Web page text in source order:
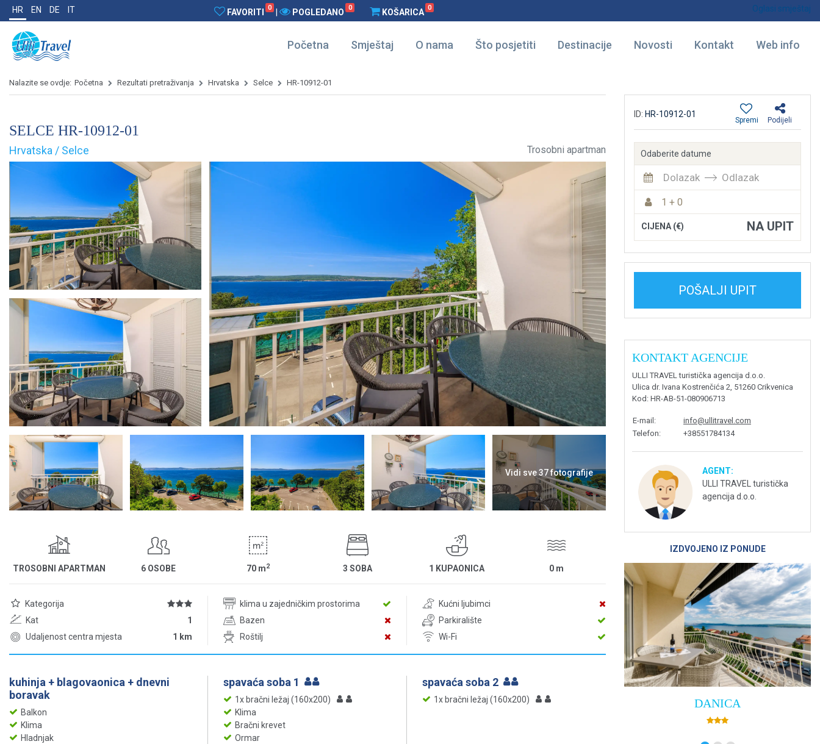
HR EN DE IT FAVORITI 0 POGLEDANO 0 KOŠARICA 0 Oglasi smještaj
Početna Smještaj O nama Što posjetiti Destinacije Novosti Kontakt Web info
Nalazite se ovdje: Početna Rezultati pretraživanja Hrvatska Selce HR-10912-01
SELCE HR-10912-01
Hrvatska / Selce Trosobni apartman
Vidi sve 37 fotografije
TROSOBNI APARTMAN 6 OSOBE 70 m2 3 SOBA 1 KUPAONICA 0 m
Kategorija klima u zajedničkim prostorima
Kućni ljubimci
Kat
1 Bazen
Parkiralište
Udaljenost centra mjesta
1 km Roštilj Wi-Fi
kuhinja + blagovaonica + dnevni
boravak
Balkon
Klima
Hladnjak
spavaća soba 1
1x bračni ležaj (160x200)
Klima
Bračni krevet
Ormar
spavaća soba 2
1x bračni ležaj (160x200)
ID: HR-10912-01
Podijeli
Spremi
Odaberite datume
Dolazak Odlazak
1 + 0
CIJENA (€) NA UPIT
POŠALJI UPIT
KONTAKT AGENCIJE
ULLI TRAVEL turistička agencija d.o.o.
Ulica dr. Ivana Kostrenčića 2, 51260 Crikvenica
Kod : HR-AB-51-080906713
E-mail :
info@ullitravel.com
Telefon: +38551784134
AGENT:
ULLI TRAVEL turistička
agencija d.o.o.
IZDVOJENO IZ PONUDE
Villa Empress